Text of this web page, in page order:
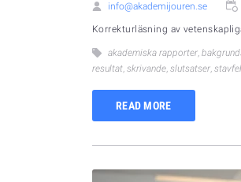
info@akademijouren.se
Korrekturläsning av
akademiska rapporter,
resultat, skrivande, slutsatser, stavfel
READ MORE